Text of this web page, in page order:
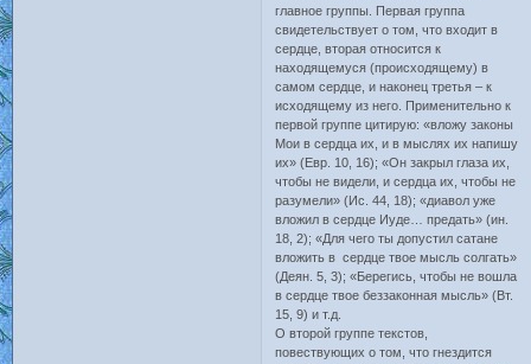
главное группы. Первая группа
свидетельствует о том, что входит в
сердце, вторая относится к
находящемуся (происходящему) в
самом сердце, и наконец третья – к
исходящему из него. Применительно к
первой группе цитирую: «вложу законы
Мои в сердца их, и в мыслях их напишу
их» (Евр. 10, 16); «Он закрыл глаза их,
чтобы не видели, и сердца их, чтобы не
разумели» (Ис. 44, 18); «диавол уже
вложил в сердце Иуде… предать» (ин.
18, 2); «Для чего ты допустил сатане
вложить в сердце твое мысль солгать»
(Деян. 5, 3); «Берегись, чтобы не вошла
в сердце твое беззаконная мысль» (Вт.
15, 9) и т.д.
О второй группе текстов,
повествующих о том, что гнездится